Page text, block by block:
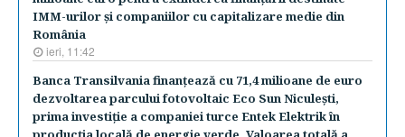
IMM-urilor şi companiilor cu capitalizare medie din
România
ieri, 11:42
Banca Transilvania finanţează cu 71,4 milioane de euro
dezvoltarea parcului fotovoltaic Eco Sun Niculeşti,
prima investiţie a companiei turce Entek Elektrik în